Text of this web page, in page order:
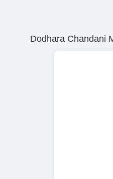
Dodhara Chandani